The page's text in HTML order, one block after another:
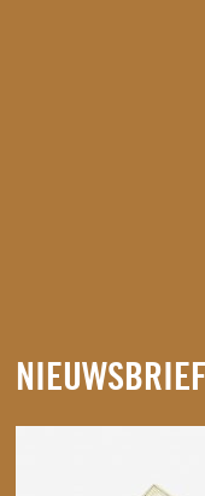
NIEUWSBRIEF